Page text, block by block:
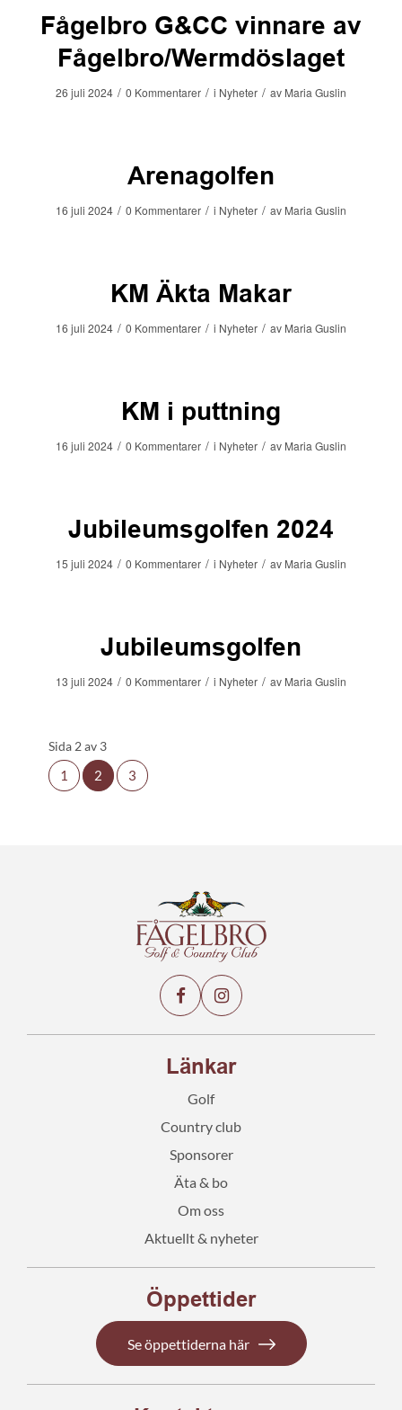
Fågelbro G&CC vinnare av
Fågelbro/Wermdöslaget
26 juli 2024 / 0 Kommentarer / i Nyheter / av Maria Guslin
Arenagolfen
16 juli 2024 / 0 Kommentarer / i Nyheter / av Maria Guslin
KM Äkta Makar
16 juli 2024 / 0 Kommentarer / i Nyheter / av Maria Guslin
KM i puttning
16 juli 2024 / 0 Kommentarer / i Nyheter / av Maria Guslin
Jubileumsgolfen 2024
15 juli 2024 / 0 Kommentarer / i Nyheter / av Maria Guslin
Jubileumsgolfen
13 juli 2024 / 0 Kommentarer / i Nyheter / av Maria Guslin
Sida 2 av 3
1 2 3
Länkar
Golf
Country club
Sponsorer
Äta & bo
Om oss
Aktuellt & nyheter
Öppettider
Se öppettiderna här